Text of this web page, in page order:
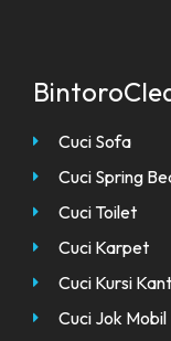
Cuci Sofa
Cuci Spring
Cuci Toilet
Cuci Karpet
Cuci Kursi
Cuci Jok Mobil